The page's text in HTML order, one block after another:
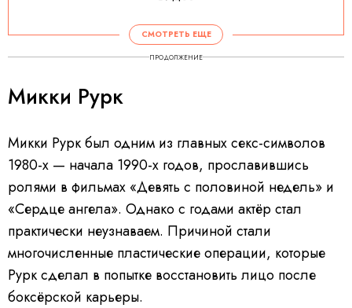
СМОТРЕТЬ ЕЩЕ
ПРОДОЛЖЕНИЕ
Микки Рурк
Микки Рурк был одним из главных секс-символов
1980-х — начала 1990-х годов, прославившись
ролями в фильмах «Девять с половиной недель» и
«Сердце ангела». Однако с годами актёр стал
практически неузнаваем. Причиной стали
многочисленные пластические операции, которые
Рурк сделал в попытке восстановить лицо после
боксёрской карьеры.